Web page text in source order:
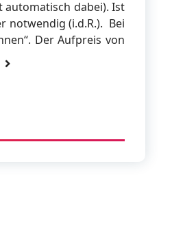
automatisch dabei). Ist
notwendig (i.d.R.). Bei
Der Aufpreis von